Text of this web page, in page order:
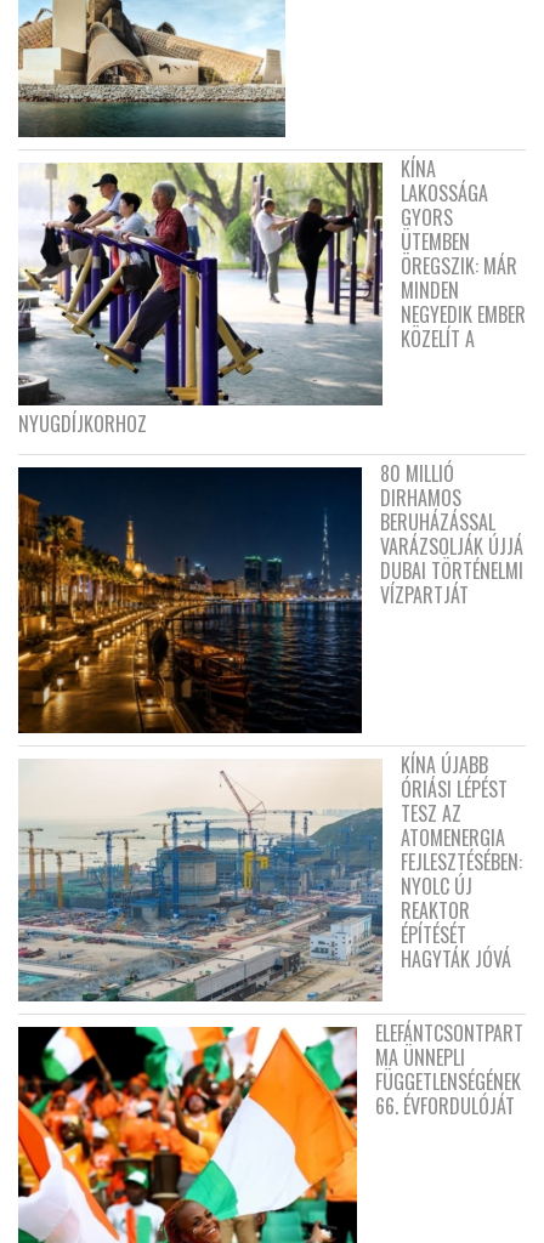
KÍNA
LAKOSSÁGA
GYORS
ÜTEMBEN
ÖREGSZIK: MÁR
MINDEN
NEGYEDIK EMBER
KÖZELÍT A
NYUGDÍJKORHOZ
80 MILLIÓ
DIRHAMOS
BERUHÁZÁSSAL
VARÁZSOLJÁK ÚJJÁ
DUBAI TÖRTÉNELMI
VÍZPARTJÁT
KÍNA ÚJABB
ÓRIÁSI LÉPÉST
TESZ AZ
ATOMENERGIA
FEJLESZTÉSÉBEN:
NYOLC ÚJ
REAKTOR
ÉPÍTÉSÉT
HAGYTÁK JÓVÁ
ELEFÁNTCSONTPART
MA ÜNNEPLI
FÜGGETLENSÉGÉNEK
66. ÉVFORDULÓJÁT